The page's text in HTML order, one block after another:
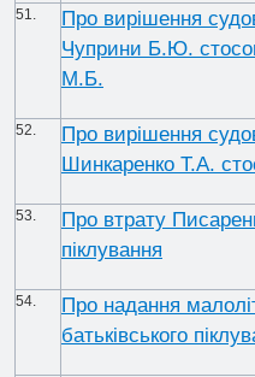
51.
Про вирішення
Чуприни Б.Ю.
М.Б.
52.
Про вирішення
Шинкаренко Т.А.
53.
Про втрату
піклування
54.
Про надання
батьківського